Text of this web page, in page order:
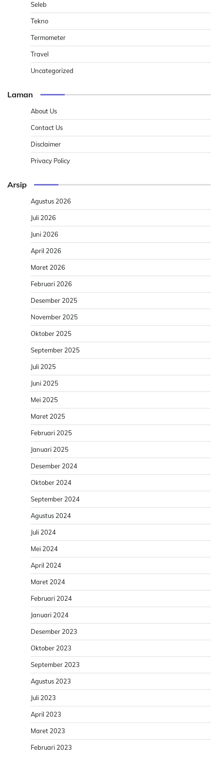
Seleb
Tekno
Termometer
Travel
Uncategorized
Laman
About Us
Contact Us
Disclaimer
Privacy Policy
Arsip
Agustus 2026
Juli 2026
Juni 2026
April 2026
Maret 2026
Februari 2026
Desember 2025
November 2025
Oktober 2025
September 2025
Juli 2025
Juni 2025
Mei 2025
Maret 2025
Februari 2025
Januari 2025
Desember 2024
Oktober 2024
September 2024
Agustus 2024
Juli 2024
Mei 2024
April 2024
Maret 2024
Februari 2024
Januari 2024
Desember 2023
Oktober 2023
September 2023
Agustus 2023
Juli 2023
April 2023
Maret 2023
Februari 2023